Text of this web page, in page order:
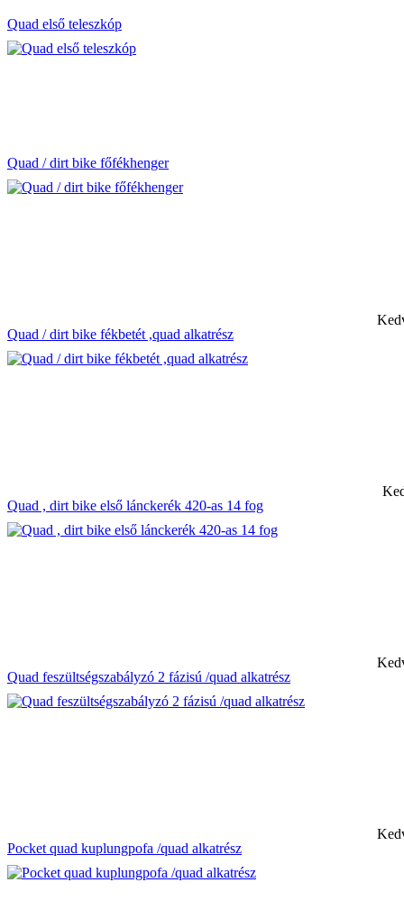
Quad első teleszkóp
Quad / dirt bike főfékhenger
Quad / dirt bike fékbetét ,quad alkatrész
Quad , dirt bike első lánckerék 420-as 14 fog
Quad feszültségszabályzó 2 fázisú /quad alkatrész
Pocket quad kuplungpofa /quad alkatrész